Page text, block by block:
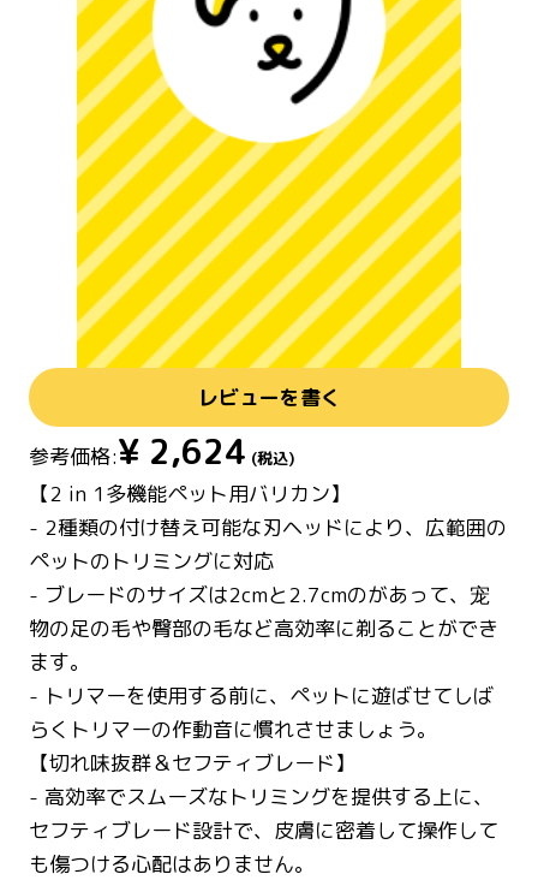
レビューを書く
参考価格:¥ 2,624 (税込)
【2 in 1多機能ペット用バリカン】
- 2種類の付け替え可能な刃ヘッドにより、広範囲の
ペットのトリミングに対応
- ブレードのサイズは2cmと2.7cmのがあって、宠
物の足の毛や臀部の毛など高効率に剃ることができ
ます。
- トリマーを使用する前に、ペットに遊ばせてしば
らくトリマーの作動音に慣れさせましょう。
【切れ味抜群＆セフティブレード】
- 高効率でスムーズなトリミングを提供する上に、
セフティブレード設計で、皮膚に密着して操作して
も傷つける心配はありません。